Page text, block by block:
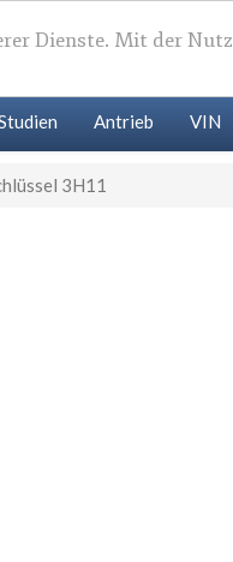
Dienste. Mit der
Antrieb VIN
3H11